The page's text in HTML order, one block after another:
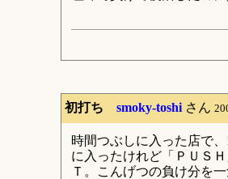
初打ち smoky-toshiさん
時間つぶしに入った店で
に入ったけれど「ＰＵＳ
Ｔ。こんげつの負け分を